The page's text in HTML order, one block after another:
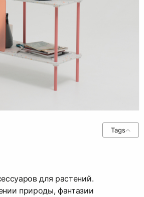
Tags
для растений.
природы, фантазии